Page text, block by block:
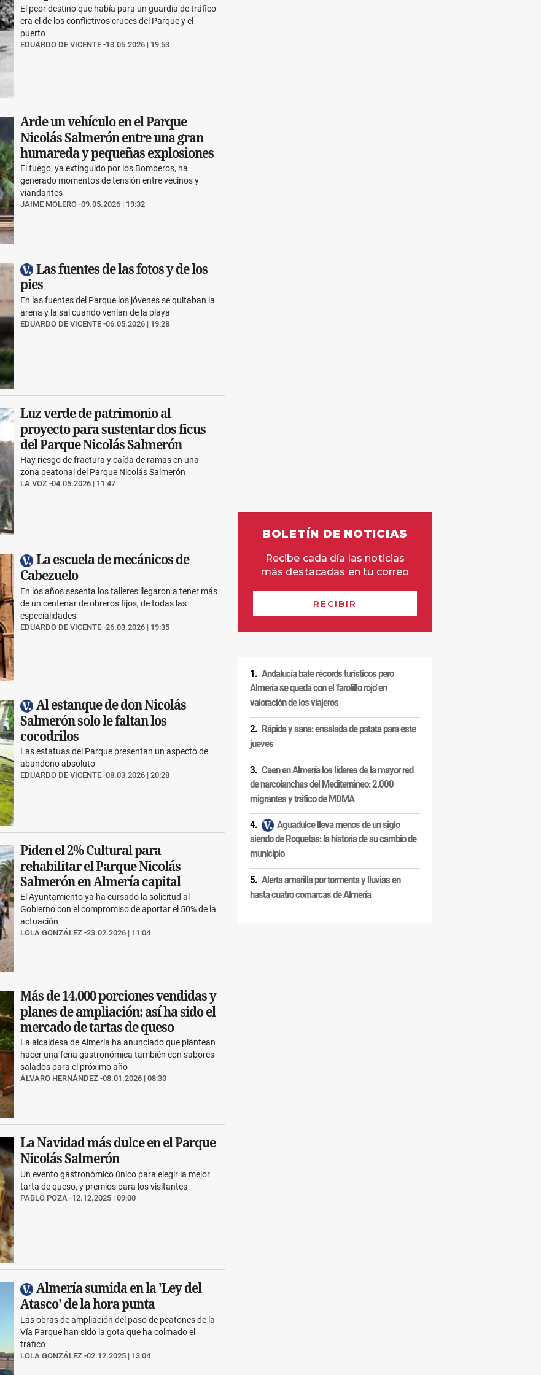
EDUARDO DE VICENTE 13.05.2026 | 19:53
El peor destino que había para un guardia de tráfico
era el de los conflictivos cruces del Parque y el
puerto
Arde un vehículo en el Parque
Nicolás Salmerón entre una gran
humareda y pequeñas explosiones
JAIME MOLERO 09.05.2026 | 19:32
El fuego, ya extinguido por los Bomberos, ha
generado momentos de tensión entre vecinos y
viandantes
Las fuentes de las fotos y de los
pies
EDUARDO DE VICENTE 06.05.2026 | 19:28
En las fuentes del Parque los jóvenes se quitaban la
arena y la sal cuando venían de la playa
Luz verde de patrimonio al
proyecto para sustentar dos ficus
del Parque Nicolás Salmerón
LA VOZ 04.05.2026 | 11:47
Hay riesgo de fractura y caída de ramas en una
zona peatonal del Parque Nicolás Salmerón
La escuela de mecánicos de
Cabezuelo
EDUARDO DE VICENTE 26.03.2026 | 19:35
En los años sesenta los talleres llegaron a tener más
de un centenar de obreros fijos, de todas las
especialidades
Al estanque de don Nicolás
Salmerón solo le faltan los
cocodrilos
EDUARDO DE VICENTE 08.03.2026 | 20:28
Las estatuas del Parque presentan un aspecto de
abandono absoluto
Piden el 2% Cultural para
rehabilitar el Parque Nicolás
Salmerón en Almería capital
LOLA GONZÁLEZ 23.02.2026 | 11:04
El Ayuntamiento ya ha cursado la solicitud al
Gobierno con el compromiso de aportar el 50% de la
actuación
Más de 14.000 porciones vendidas y
planes de ampliación: así ha sido el
mercado de tartas de queso
ÁLVARO HERNÁNDEZ 08.01.2026 | 08:30
La alcaldesa de Almería ha anunciado que plantean
hacer una feria gastronómica también con sabores
salados para el próximo año
La Navidad más dulce en el Parque
Nicolás Salmerón
PABLO POZA 12.12.2025 | 09:00
Un evento gastronómico único para elegir la mejor
tarta de queso, y premios para los visitantes
Almería sumida en la 'Ley del
Atasco' de la hora punta
LOLA GONZÁLEZ 02.12.2025 | 13:04
Las obras de ampliación del paso de peatones de la
Vía Parque han sido la gota que ha colmado el
tráfico
Andalucía bate récords turísticos pero
Almería se queda con el 'farolillo rojo' en
valoración de los viajeros
Rápida y sana: ensalada de patata para este
jueves
Caen en Almería los líderes de la mayor red
de narcolanchas del Mediterráneo: 2.000
migrantes y tráfico de MDMA
Aguadulce lleva menos de un siglo
siendo de Roquetas: la historia de su cambio de
municipio
Alerta amarilla por tormenta y lluvias en
hasta cuatro comarcas de Almería